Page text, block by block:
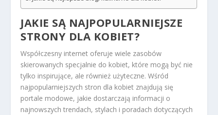
JAKIE SĄ NAJPOPULARNIEJSZE
STRONY DLA KOBIET?
Współczesny internet oferuje wiele zasobów
skierowanych specjalnie do kobiet, które mogą być nie
tylko inspirujące, ale również użyteczne. Wśród
najpopularniejszych stron dla kobiet znajdują się
portale modowe, jakie dostarczają informacji o
najnowszych trendach, stylach i poradach dotyczących